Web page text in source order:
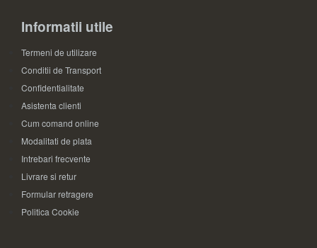
Informatii utile
Termeni de utilizare
Conditii de Transport
Confidentialitate
Asistenta clienti
Cum comand online
Modalitati de plata
Intrebari frecvente
Livrare si retur
Formular retragere
Politica Cookie